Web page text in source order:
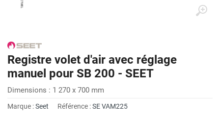
Registre volet d'air avec réglage
manuel pour SB 200 - SEET
Dimensions : 1 270 x 700 mm
Marque :Seet Référence :SE VAM225